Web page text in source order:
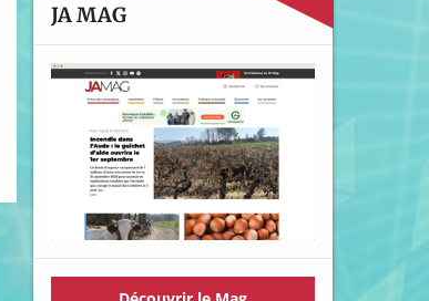
JA MAG